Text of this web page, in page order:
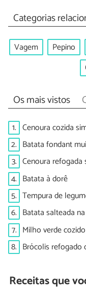
Categorias
Vagem Pepino
Os mais vistos
1. Cenoura cozida
2. Batata fondant
3. Cenoura refogada
4. Batata à dorê
5. Tempura de
6. Batata salteada
7. Milho verde
8. Brócolis refogado
Receitas que